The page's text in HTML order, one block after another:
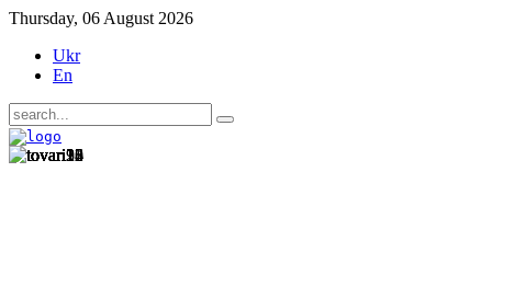
Thursday, 06 August 2026
Ukr
En